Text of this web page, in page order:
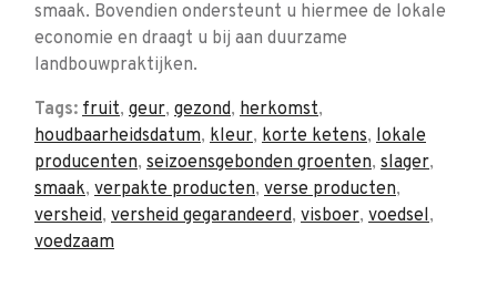
smaak. Bovendien ondersteunt u hiermee de lokale
economie en draagt u bij aan duurzame
landbouwpraktijken.
Tags: fruit, geur, gezond, herkomst,
houdbaarheidsdatum, kleur, korte ketens, lokale
producenten, seizoensgebonden groenten, slager,
smaak, verpakte producten, verse producten,
versheid, versheid gegarandeerd, visboer, voedsel,
voedzaam